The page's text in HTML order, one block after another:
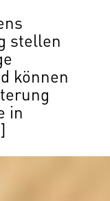
stellen
können
in